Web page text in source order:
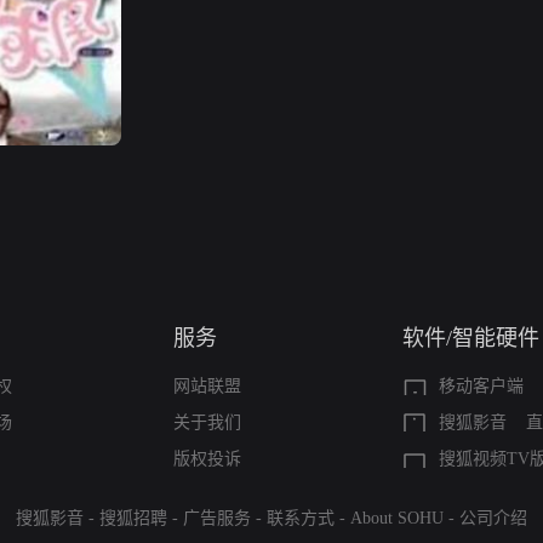
服务
网站联盟
关于我们
版权投诉
软件/智能硬件
移动客户端
搜狐影音
搜狐视频TV
搜狐影音 - 搜狐招聘 - 广告服务 - 联系方式 - About SOHU - 公司介绍